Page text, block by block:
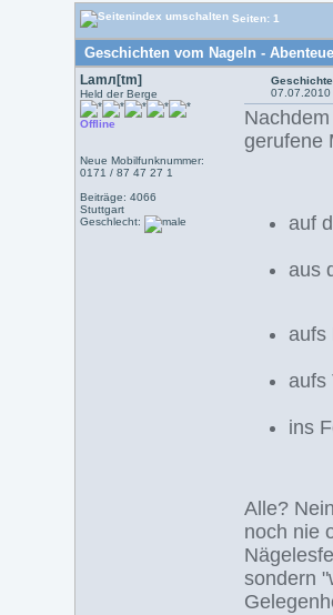
Seiten: 1
Geschichten vom Nageln -
Lamл[tm]
Held der Berge
Offline
Neue Mobilfunknummer:
0171 / 87 47 27 1
Beiträge: 4066
Stuttgart
Geschlecht:
gerufene
auf
aus
aufs
aufs
ins
Alle?
noch nie
sondern